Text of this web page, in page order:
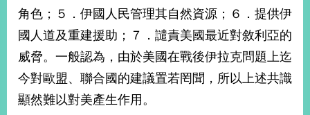
角色；５．伊國人民管理其自然資源；６．提供伊
國人道及重建援助；７．譴責美國最近對敘利亞的
威脅。一般認為，由於美國在戰後伊拉克問題上迄
今對歐盟、聯合國的建議置若罔聞，所以上述共識
顯然難以對美產生作用。